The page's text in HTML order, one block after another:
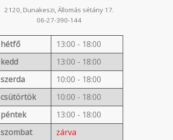
2120, Dunakeszi, Állomás sétány 17.
06-27-390-144
hétfő
13:00 - 18:00
kedd
13:00 - 18:00
szerda
10:00 - 18:00
csütörtök
10:00 - 18:00
péntek
13:00 - 18:00
szombat
zárva